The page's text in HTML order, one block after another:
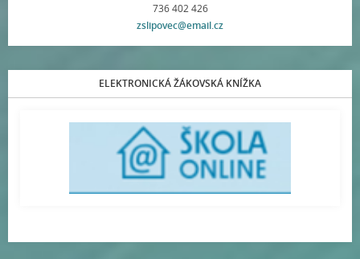
736 402 426
zslipovec@email.cz
ELEKTRONICKÁ ŽÁKOVSKÁ KNÍŽKA